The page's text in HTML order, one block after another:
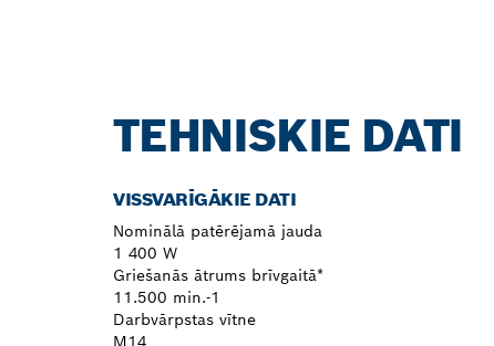
TEHNISKIE DATI
VISSVARĪGĀKIE DATI
Nominālā patērējamā jauda
1 400 W
Griešanās ātrums brīvgaitā*
11.500 min.-1
Darbvārpstas vītne
M14